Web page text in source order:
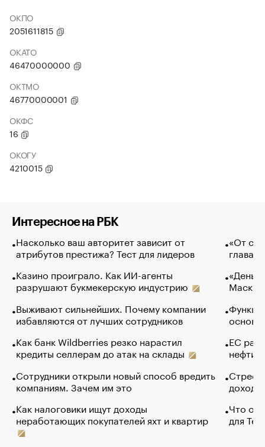
ОКПО
2051611815
ОКАТО
46470000000
ОКТМО
46770000001
ОКФС
16
ОКОГУ
4210015
Интересное на РБК
Насколько ваш авторитет зависит от
атрибутов престижа? Тест для лидеров
Казино проиграло. Как ИИ-агенты
разрушают букмекерскую индустрию
Выживают сильнейших. Почему компании
избавляются от лучших сотрудников
Как банк Wildberries резко нарастил
кредиты селлерам до атак на склады
Сотрудники открыли новый способ вредить
компаниям. Зачем им это
Как налоговики ищут доходы
неработающих покупателей яхт и квартир
«От
глава
Маск в
основ
ЕС
нефти
Что
для